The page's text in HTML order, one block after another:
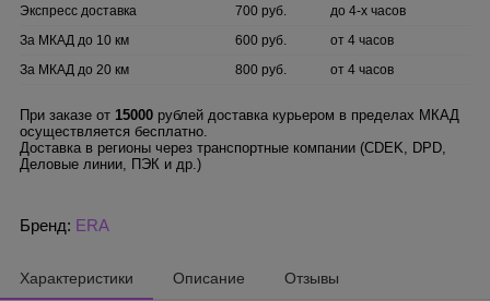
Экспресс доставка
700 руб.
до 4-х часов
За МКАД до 10 км
600 руб.
от 4 часов
За МКАД до 20 км
800 руб. от 4 часов
При заказе от 15000 рублей доставка курьером в пределах МКАД
осуществляется бесплатно.
Доставка в регионы через транспортные компании (CDEK, DPD,
Деловые линии, ПЭК и др.)
Бренд: ERA
Характеристики Описание Отзывы